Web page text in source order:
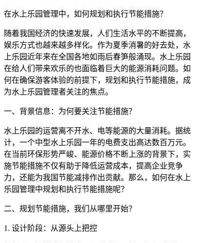
在水上乐园管理中，如何规划和执行节能措施？
随着我国经济的快速发展，人们生活水平的不断提高，
娱乐方式也越来越多样化。作为夏季消暑的好去处，水
上乐园近年来在全国各地如雨后春笋般涌现。水上乐园
在给人们带来欢乐的也面临着巨大的能源消耗问题。如
何在确保游客体验的前提下，规划和执行节能措施，成
为水上乐园管理者关注的焦点。
一、背景信息：为何要关注节能措施？
水上乐园的运营离不开水、电等能源的大量消耗。据统
计，一个中型水上乐园一年的电费支出高达数百万元。
在当前环保形势严峻、能源价格不断上涨的背景下，实
施节能措施不仅有助于降低运营成本，提高企业竞争
力，还能为我国节能减排作出贡献。那么，如何在水上
乐园管理中规划和执行节能措施呢？
二、规划节能措施，我们从哪里开始？
1. 设计阶段：从源头上把控